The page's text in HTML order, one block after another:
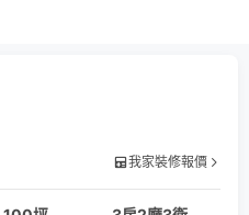
我家裝修報價